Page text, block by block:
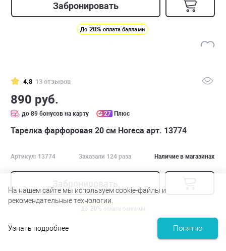
Забронировать
До 20% оплата баллами
4.8 13 отзывов
890 руб.
до 89 бонусов на карту 27 Плюс
Тарелка фарфоровая 20 см Horeca арт. 13774
Артикул: 13774 Заказали 124 раза Наличие в магазинах
До 20% оплата баллами
На нашем сайте мы используем cookie-файлы и
рекомендательные технологии.
Узнать подробнее Понятно